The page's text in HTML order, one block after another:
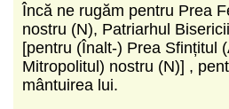
Încă ne rugăm pentru Prea
nostru (N), Patriarhul
[pentru (Înalt-) Prea Sfințitul
Mitropolitul) nostru (N)] ,
mântuirea lui.